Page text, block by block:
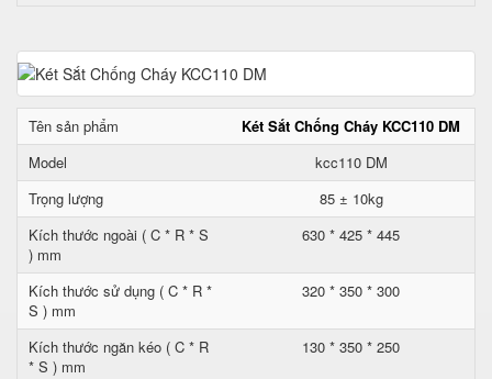
Tên sản phẩm
Két Sắt Chống Cháy KCC110 DM
Model
kcc110 DM
Trọng lượng
85 ± 10kg
Kích thước ngoài ( C * R * S
) mm
630 * 425 * 445
Kích thước sử dụng ( C * R *
S ) mm
320 * 350 * 300
Kích thước ngăn kéo ( C * R
* S ) mm
130 * 350 * 250